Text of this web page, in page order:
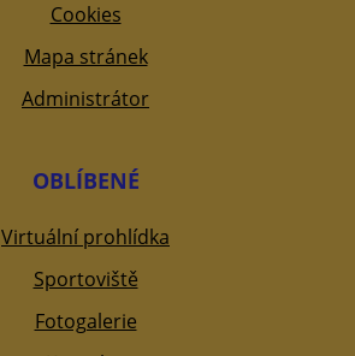
Cookies
Mapa stránek
Administrátor
OBLÍBENÉ
Virtuální prohlídka
Sportoviště
Fotogalerie